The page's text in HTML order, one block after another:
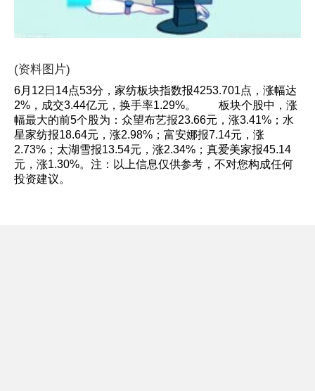
(资料图片)
6月12日14点53分，家纺板块指数报4253.701点，涨幅达
2%，成交3.44亿元，换手率1.29%。 板块个股中，涨
幅最大的前5个股为：众望布艺报23.66元，涨3.41%；水
星家纺报18.64元，涨2.98%；富安娜报7.14元，涨
2.73%；太湖雪报13.54元，涨2.34%；真爱美家报45.14
元，涨1.30%。注：以上信息仅供参考，不对您构成任何
投资建议。